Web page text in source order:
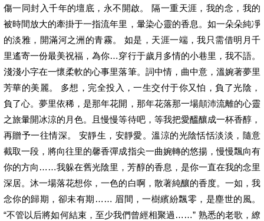
傷一同封入千年的壇底，永不開啟。 隔一重天涯，我的念，我的
被時間放大的牽掛于一指流年里，暈染心靈的香息。如一朵朵純凈
的淡雅，開滿河之洲的青霧。 如是，天涯一端，我只需借明月千
里遙寄一份最美祝福，為你…穿行于歲月多情的小巷里，我不語。
淺淺小字在一懷柔軟的心事里落筆。詞中情，曲中意，溫婉著夢里
芳華的美麗。 多想，完全投入，一生交付于你又怕，負了光陰，
負了心。夢里依稀，是那年花開，那年花落那一場顛沛流離的心靈
之旅暈開冰涼的月色。且慢慢等待吧，等我把愛醞釀成一杯香醇，
再贈予一往情深。 安靜生，安靜愛。溫涼的光陰恬恬淡淡，隨意
截取一段，將向往里的馨香彈成指尖一曲婉轉的悠揚，慢慢飄向有
你的方向……我躲在舊光陰里，芳醇的香息，是你一直在我的念里
深居。沐一場落花想你，一色的白啊，散著純釀的香度。一如，我
念你的歸期，卻未有期…… 眉間，一樹繽紛飄零，是塵世的風。
“不管以后將如何結束，至少我們曾經相聚過……” 熟悉的老歌，繚